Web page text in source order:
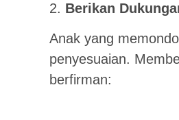
2. Berikan
Anak yang
penyesuaian.
berfirman: